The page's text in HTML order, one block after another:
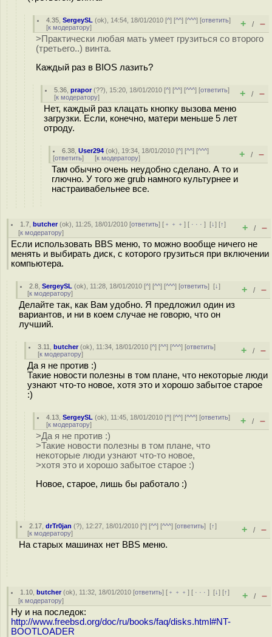
4.35 ,SergeySL (ok), 14:54, 18/01/2010 [^] [^^] [^^^] [ответить]
[к модератору] + / –
>Практически любая мать умеет грузиться со второго
(третьего..) винта.
Каждый раз в BIOS лазить?
5.36 ,prapor(??), 15:20, 18/01/2010 [^] [^^] [^^^] [ответить]
[к модератору] + / –
Нет, каждый раз клацать кнопку вызова меню
загрузки. Если, конечно, матери меньше 5 лет
отроду.
6.38 ,User294 (ok), 19:34, 18/01/2010 [^] [^^] [^^^]
[ответить] [к модератору] + / –
Там обычно очень неудобно сделано. А то и
глючно. У того же grub намного культурнее и
настраивабельнее все.
1.7 ,butcher(ok), 11:25, 18/01/2010 [ответить] [ ﹢﹢﹢] [ · · ·][↓] [↑]
[к модератору] + / –
Если использовать BBS меню, то можно вообще ничего не
менять и выбирать диск, с которого грузиться при включении
компьютера.
2.8 ,SergeySL (ok), 11:28, 18/01/2010 [^] [^^] [^^^] [ответить][↓]
[к модератору] + / –
Делайте так, как Вам удобно. Я предложил один из
вариантов, и ни в коем случае не говорю, что он
лучший.
3.11 ,butcher(ok), 11:34, 18/01/2010 [^] [^^] [^^^] [ответить]
[к модератору] + / –
Да я не против :)
Такие новости полезны в том плане, что некоторые люди
узнают что-то новое, хотя это и хорошо забытое старое
:)
4.13 ,SergeySL (ok), 11:45, 18/01/2010 [^] [^^] [^^^] [ответить]
[к модератору] + / –
>Да я не против :)
>Такие новости полезны в том плане, что
некоторые люди узнают что-то новое,
>хотя это и хорошо забытое старое :)
Новое, старое, лишь бы работало :)
2.17 ,drTr0jan (?), 12:27, 18/01/2010 [^] [^^] [^^^] [ответить][↑]
[к модератору] + / –
На старых машинах нет BBS меню.
1.10 ,butcher(ok), 11:32, 18/01/2010 [ответить] [ ﹢﹢﹢] [ · · ·][↓] [↑]
[к модератору] + / –
Ну и на последок:
http://www.freebsd.org/doc/ru/books/faq/disks.html#NT-
BOOTLOADER